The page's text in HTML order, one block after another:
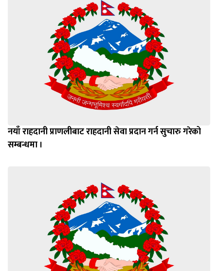
नयाँ राहदानी प्राणलीबाट राहदानी सेवा प्रदान गर्न सुचारु गरेको
सम्बन्धमा ।